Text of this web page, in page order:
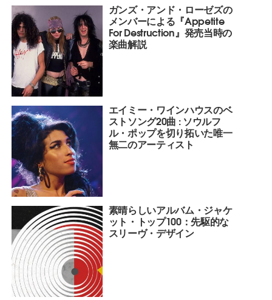
ガンズ・アンド・ローゼズの
メンバーによる『Appetite
For Destruction』発売当時の
楽曲解説
エイミー・ワインハウスのベ
ストソング20曲 : ソウルフ
ル・ポップを切り拓いた唯一
無二のアーティスト
素晴らしいアルバム・ジャケ
ット・トップ100：先駆的な
スリーヴ・デザイン